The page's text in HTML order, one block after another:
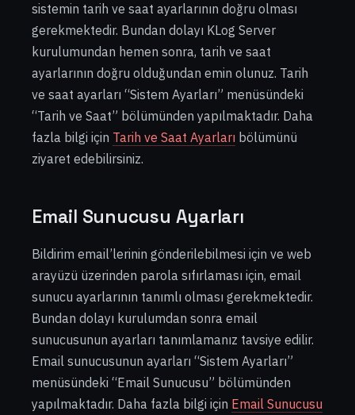
sistemin tarih ve saat ayarlarının doğru olması
gerekmektedir. Bundan dolayı KLog Server
kurulumundan hemen sonra, tarih ve saat
ayarlarının doğru olduğundan emin olunuz. Tarih
ve saat ayarları “Sistem Ayarları” menüsündeki
“Tarih ve Saat” bölümünden yapılmaktadır. Daha
fazla bilgi için Tarih ve Saat Ayarları bölümünü
ziyaret edebilirsiniz.
Email Sunucusu Ayarları
Bildirim email’lerinin gönderilebilmesi için ve web
arayüzü üzerinden parola sıfırlaması için, email
sunucu ayarlarının tanımlı olması gerekmektedir.
Bundan dolayı kurulumdan sonra email
sunucusunun ayarları tanımlamanız tavsiye edilir.
Email sunucusunun ayarları “Sistem Ayarları”
menüsündeki “Email Sunucusu” bölümünden
yapılmaktadır. Daha fazla bilgi için Email Sunucusu